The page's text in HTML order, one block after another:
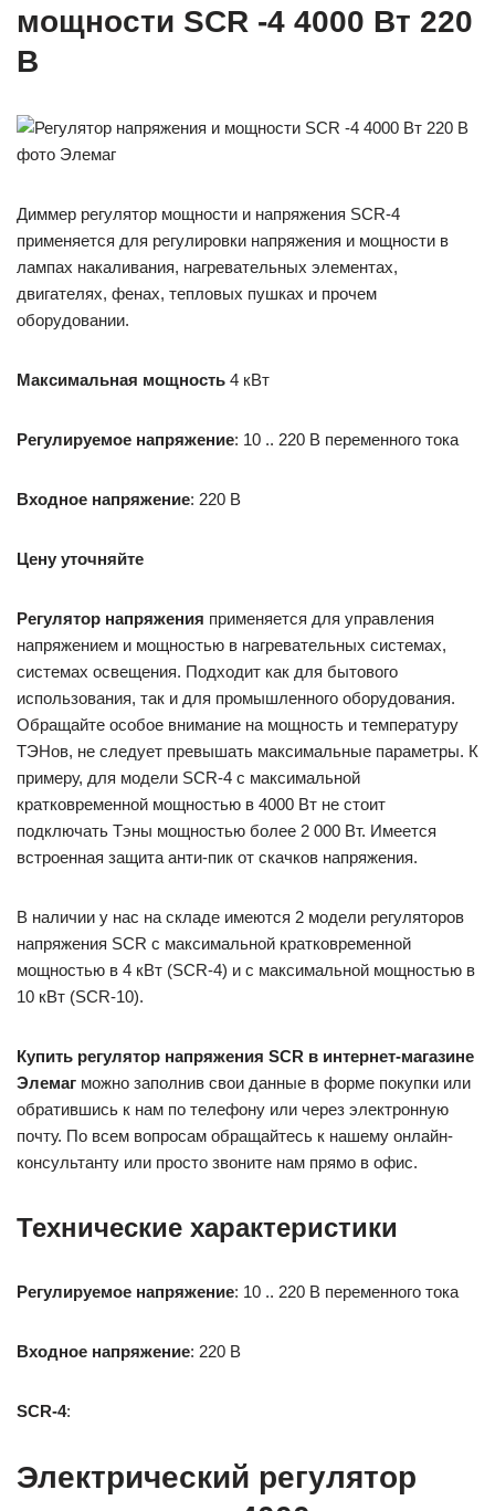
мощности SCR -4 4000 Вт 220
В
Диммер регулятор мощности и напряжения SCR-4
применяется для регулировки напряжения и мощности в
лампах накаливания, нагревательных элементах,
двигателях, фенах, тепловых пушках и прочем
оборудовании.
Максимальная мощность 4 кВт
Регулируемое напряжение: 10 .. 220 В переменного тока
Входное напряжение: 220 В
Цену уточняйте
Регулятор напряжения применяется для управления
напряжением и мощностью в нагревательных системах,
системах освещения. Подходит как для бытового
использования, так и для промышленного оборудования.
Обращайте особое внимание на мощность и температуру
ТЭНов, не следует превышать максимальные параметры. К
примеру, для модели SCR-4 с максимальной
кратковременной мощностью в 4000 Вт не стоит
подключать Тэны мощностью более 2 000 Вт. Имеется
встроенная защита анти-пик от скачков напряжения.
В наличии у нас на складе имеются 2 модели регуляторов
напряжения SCR с максимальной кратковременной
мощностью в 4 кВт (SCR-4) и с максимальной мощностью в
10 кВт (SCR-10).
Купить регулятор напряжения SCR в интернет-магазине
Элемаг можно заполнив свои данные в форме покупки или
обратившись к нам по телефону или через электронную
почту. По всем вопросам обращайтесь к нашему онлайн-
консультанту или просто звоните нам прямо в офис.
Технические характеристики
Регулируемое напряжение: 10 .. 220 В переменного тока
Входное напряжение: 220 В
SCR-4:
Электрический регулятор